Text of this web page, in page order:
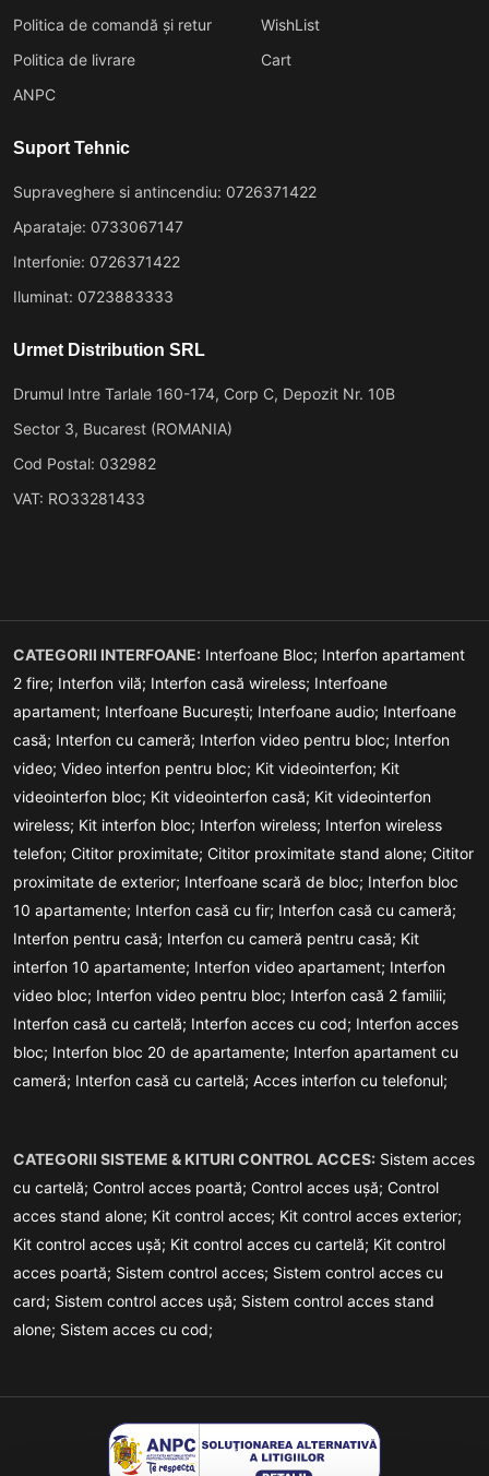
Politica de comandă și retur
Politica de livrare
ANPC
WishList
Cart
Suport Tehnic
Supraveghere si antincendiu: 0726371422
Aparataje: 0733067147
Interfonie: 0726371422
Iluminat: 0723883333
Urmet Distribution SRL
Drumul Intre Tarlale 160-174, Corp C, Depozit Nr. 10B
Sector 3, Bucarest (ROMANIA)
Cod Postal: 032982
VAT: RO33281433
CATEGORII INTERFOANE: Interfoane Bloc; Interfon apartament
2 fire; Interfon vilă; Interfon casă wireless; Interfoane
apartament; Interfoane București; Interfoane audio; Interfoane
casă; Interfon cu cameră; Interfon video pentru bloc; Interfon
video; Video interfon pentru bloc; Kit videointerfon; Kit
videointerfon bloc; Kit videointerfon casă; Kit videointerfon
wireless; Kit interfon bloc; Interfon wireless; Interfon wireless
telefon; Cititor proximitate; Cititor proximitate stand alone; Cititor
proximitate de exterior; Interfoane scară de bloc; Interfon bloc
10 apartamente; Interfon casă cu fir; Interfon casă cu cameră;
Interfon pentru casă; Interfon cu cameră pentru casă; Kit
interfon 10 apartamente; Interfon video apartament; Interfon
video bloc; Interfon video pentru bloc; Interfon casă 2 familii;
Interfon casă cu cartelă; Interfon acces cu cod; Interfon acces
bloc; Interfon bloc 20 de apartamente; Interfon apartament cu
cameră; Interfon casă cu cartelă; Acces interfon cu telefonul;
CATEGORII SISTEME & KITURI CONTROL ACCES: Sistem acces
cu cartelă; Control acces poartă; Control acces ușă; Control
acces stand alone; Kit control acces; Kit control acces exterior;
Kit control acces ușă; Kit control acces cu cartelă; Kit control
acces poartă; Sistem control acces; Sistem control acces cu
card; Sistem control acces ușă; Sistem control acces stand
alone; Sistem acces cu cod;